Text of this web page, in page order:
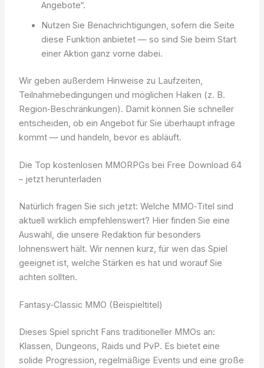
Angebote“.
Nutzen Sie Benachrichtigungen, sofern die Seite
diese Funktion anbietet — so sind Sie beim Start
einer Aktion ganz vorne dabei.
Wir geben außerdem Hinweise zu Laufzeiten,
Teilnahmebedingungen und möglichen Haken (z. B.
Region‑Beschränkungen). Damit können Sie schneller
entscheiden, ob ein Angebot für Sie überhaupt infrage
kommt — und handeln, bevor es abläuft.
Die Top kostenlosen MMORPGs bei Free Download 64
– jetzt herunterladen
Natürlich fragen Sie sich jetzt: Welche MMO‑Titel sind
aktuell wirklich empfehlenswert? Hier finden Sie eine
Auswahl, die unsere Redaktion für besonders
lohnenswert hält. Wir nennen kurz, für wen das Spiel
geeignet ist, welche Stärken es hat und worauf Sie
achten sollten.
Fantasy‑Classic MMO (Beispieltitel)
Dieses Spiel spricht Fans traditioneller MMOs an:
Klassen, Dungeons, Raids und PvP. Es bietet eine
solide Progression, regelmäßige Events und eine große